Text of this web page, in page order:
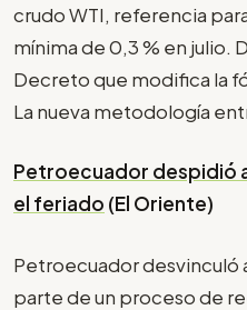
crudo WTI, referencia
mínima de 0,3 % en julio.
Decreto que modifica la
La nueva metodología
Petroecuador despidió
el feriado (El Oriente)
Petroecuador desvinculó
parte de un proceso de